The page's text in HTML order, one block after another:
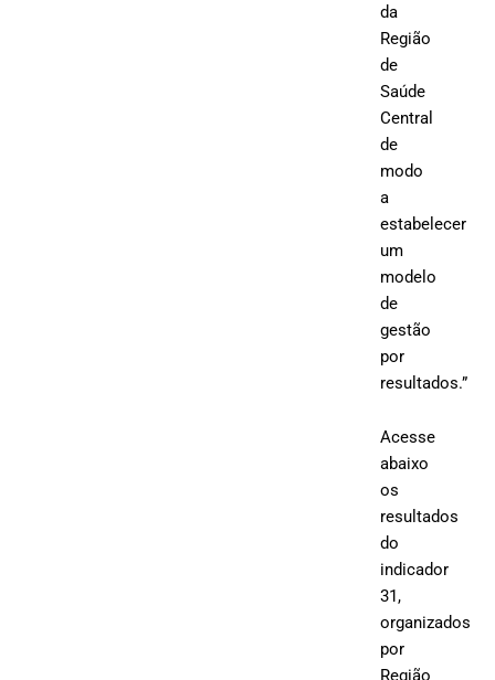
da
Região
de
Saúde
Central
de
modo
a
estabelecer
um
modelo
de
gestão
por
resultados.”
Acesse
abaixo
os
resultados
do
indicador
31,
organizados
por
Região